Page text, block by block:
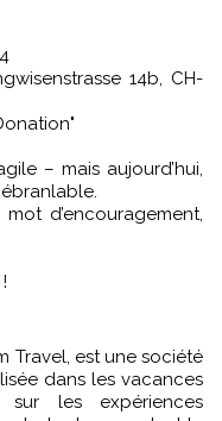
14b, CH-
– mais aujourd’hui,
d’encouragement,
dans les vacances
les expériences